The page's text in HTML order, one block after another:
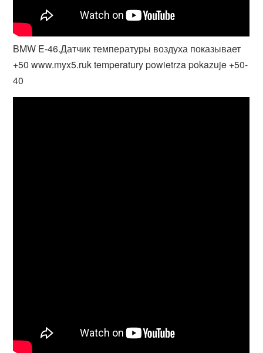
BMW E-46.Датчик температуры воздуха показывает
+50 www.myx5.ruk temperatury powietrza pokazuje +50-
40